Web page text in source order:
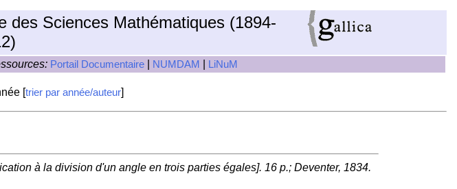
des Sciences Mathématiques (1894-
Portail Documentaire NUMDAM LiNuM
[trier par année/auteur]
à la division d'un angle en trois parties égales]. 16 p.; Deventer, 1834.